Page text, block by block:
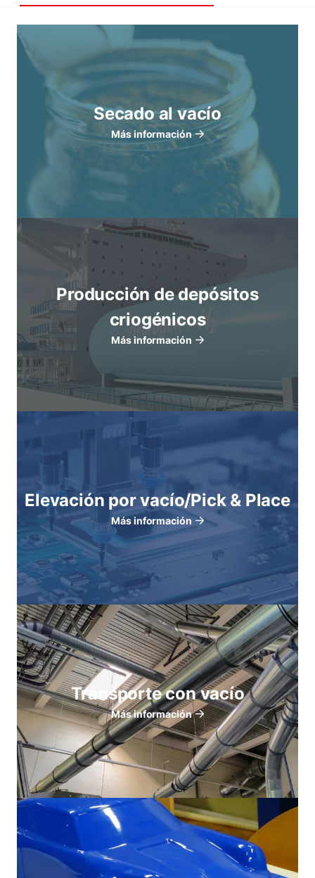
Secado al vacío
Más información
Producción de depósitos
criogénicos
Más información
Elevación por vacío/Pick & Place
Más información
Transporte con vacío
Más información